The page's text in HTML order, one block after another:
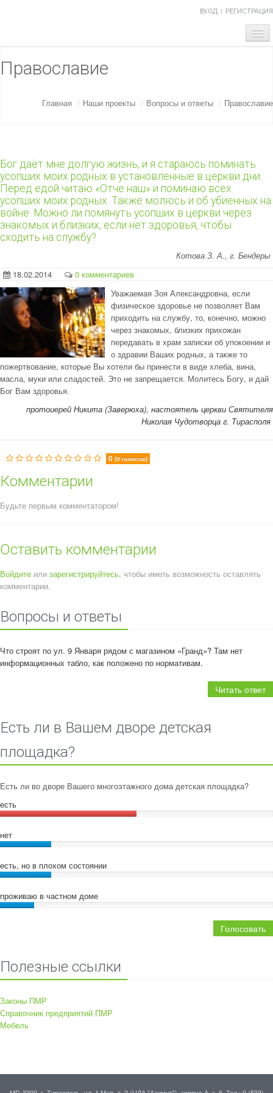
ВХОД РЕГИСТРАЦИЯ
ОБЪЯВЛЕНИЯ
АБИТУРИЕНТ
ВОПРОСЫ-ОТВЕТЫ
О НАС
Православие
Главная / Наши проекты / Вопросы и ответы / Православие
Бог даёт мне долгую жизнь, и я стараюсь поминать
усопших моих родных в установленные в церкви дни.
Перед едой читаю «Отче наш» и поминаю всех
усопших моих родных. Также молюсь и об убиенных на
войне. Можно ли помянуть усопших в церкви через
знакомых и близких, если нет здоровья, чтобы
сходить на службу?
Котова З. А., г. Бендеры
18.02.2014
0 комментариев
Уважаемая Зоя Александровна, если
физическое здоровье не позволяет Вам
приходить на службу, то, конечно, можно
через знакомых, близких прихожан
передавать в храм записки об упокоении и
о здравии Ваших родных, а также то
пожертвование, которые Вы хотели бы принести в виде хлеба, вина,
масла, муки или сладостей. Это не запрещается. Молитесь Богу, и дай
Бог Вам здоровья.
протоиерей Никита (Заверюха), настоятель церкви Святителя
Николая Чудотворца г. Тирасполя
0 (0 голосов)
Комментарии
Будьте первым комментатором!
Оставить комментарии
Войдите или зарегистрируйтесь, чтобы иметь возможность оставлять
комментарии.
Вопросы и ответы
Что строят по ул. 9 Января рядом с магазином «Гранд»? Там нет
информационных табло, как положено по нормативам.
Читать ответ
Есть ли в Вашем дворе детская
площадка?
Есть ли во дворе Вашего многоэтажного дома детская площадка?
есть
нет
есть, но в плохом состоянии
проживаю в частном доме
Голосовать
Полезные ссылки
Законы ПМР
Справочник предприятий ПМР
Мебель